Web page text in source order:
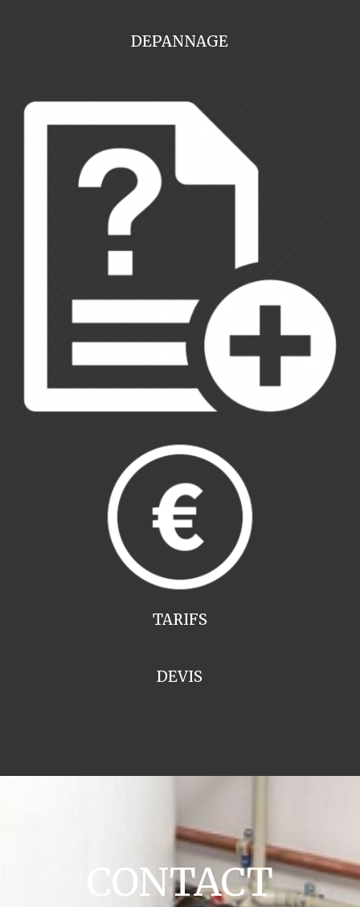
DEPANNAGE
TARIFS
DEVIS
CONTACT